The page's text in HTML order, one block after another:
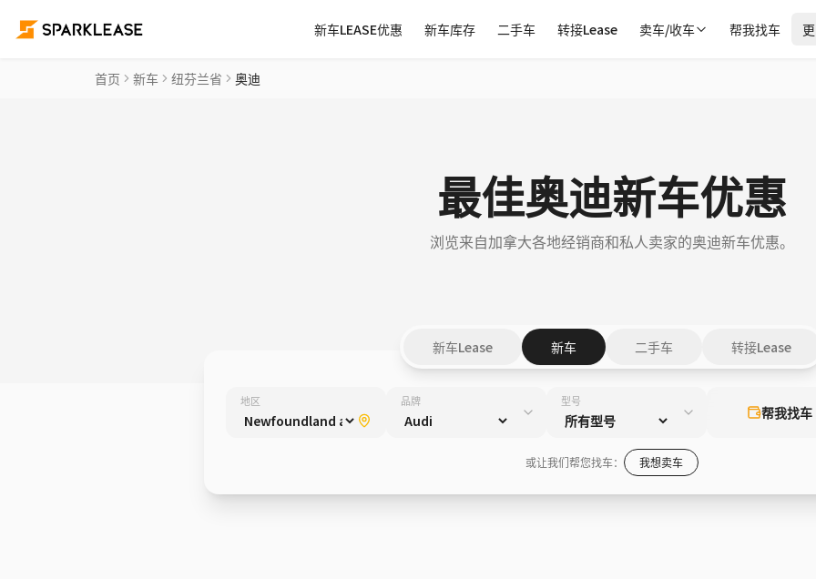
新车LEASE优惠 新车库存 二手车 转接Lease 卖车/收车 帮我找车
首页 新车 纽芬兰省 奥迪
最佳奥迪新车优惠
浏览来自加拿大各地经销商和私人卖家的奥迪新车优惠。
新车Lease 新车 二手车 转接Lease
地区 品牌 型号
帮我找车
或让我们帮您找车： 我想卖车